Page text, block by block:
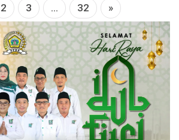
2 3 ... 32 »